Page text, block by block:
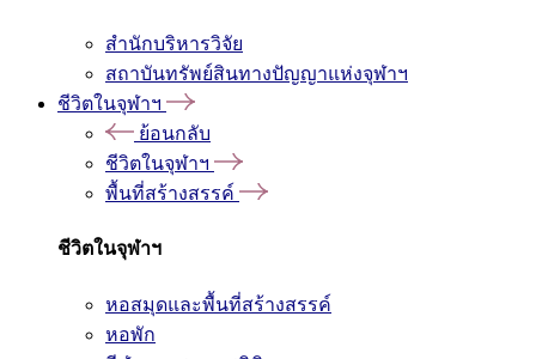
สำนักบริหารวิจัย
สถาบันทรัพย์สินทางปัญญาแห่งจุฬาฯ
ชีวิตในจุฬาฯ
ย้อนกลับ
ชีวิตในจุฬาฯ
พื้นที่สร้างสรรค์
ชีวิตในจุฬาฯ
หอสมุดและพื้นที่สร้างสรรค์
หอพัก